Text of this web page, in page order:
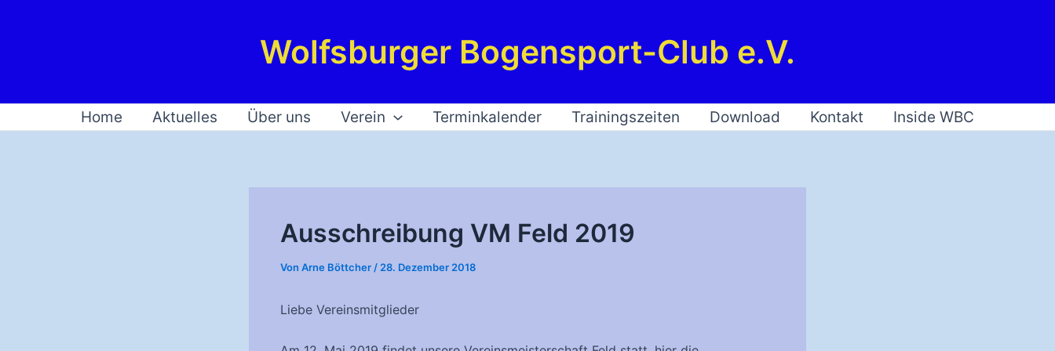
Wolfsburger Bogensport-Club e.V.
Home Aktuelles Über uns Verein Terminkalender Trainingszeiten Download Kontakt Inside WBC
Ausschreibung VM Feld 2019
Von Arne Böttcher / 28. Dezember 2018
Liebe Vereinsmitglieder